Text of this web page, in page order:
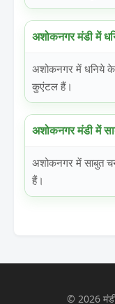
अशोकनगर मंडी में
अशोकनगर में धनिये
कुएंटल हैं।
अशोकनगर मंडी में
अशोकनगर में साबुत
हैं।
© 2026